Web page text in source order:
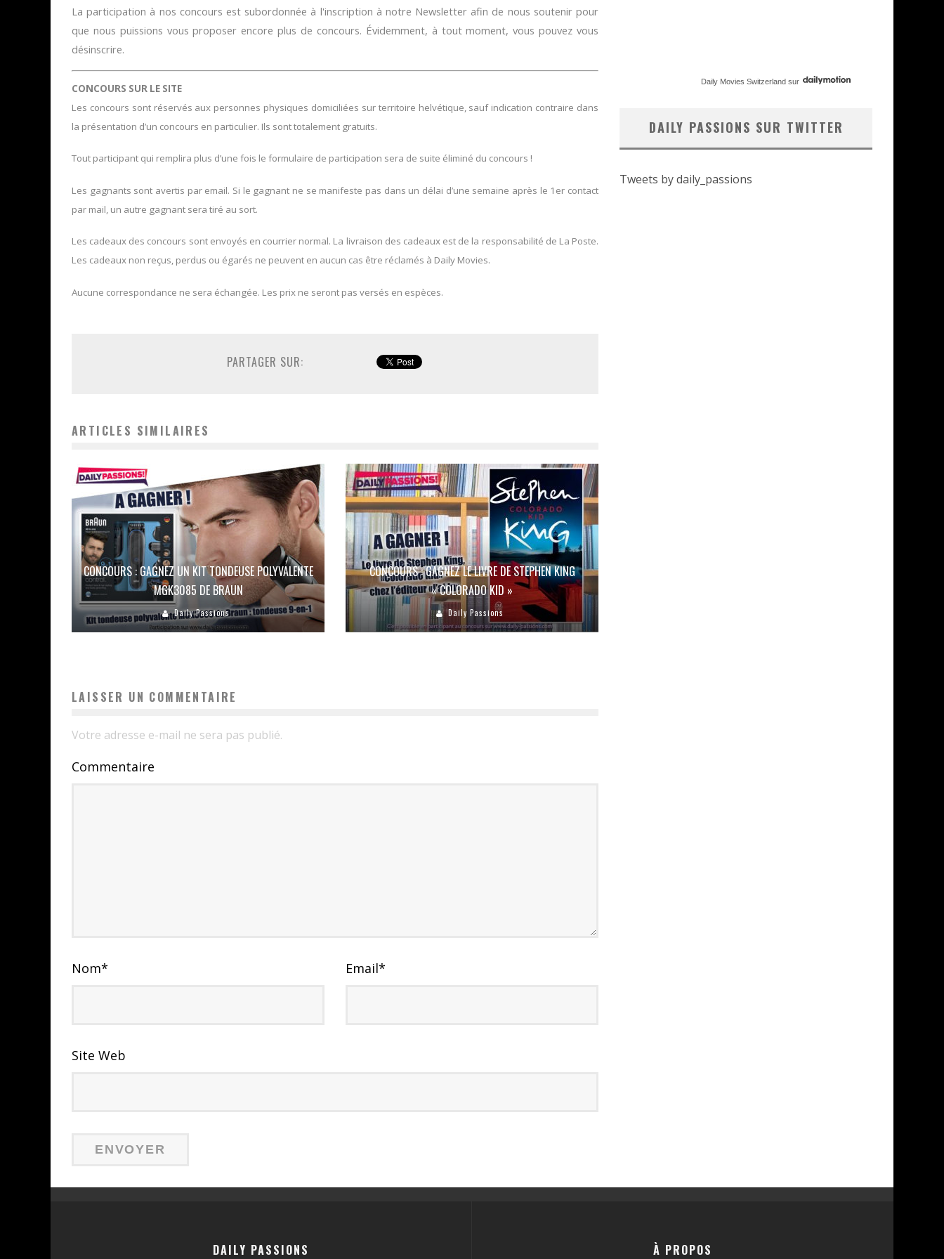
La participation à nos concours est subordonnée à l'inscription à notre Newsletter afin de nous soutenir pour
que nous puissions vous proposer encore plus de concours. Évidemment, à tout moment, vous pouvez vous
désinscrire.
CONCOURS SUR LE SITE
Les concours sont réservés aux personnes physiques domiciliées sur territoire helvétique, sauf indication contraire dans
la présentation d’un concours en particulier. Ils sont totalement gratuits.
Tout participant qui remplira plus d’une fois le formulaire de participation sera de suite éliminé du concours !
Les gagnants sont avertis par email. Si le gagnant ne se manifeste pas dans un délai d’une semaine après le 1er contact
par mail, un autre gagnant sera tiré au sort.
Les cadeaux des concours sont envoyés en courrier normal. La livraison des cadeaux est de la responsabilité de La Poste.
Les cadeaux non reçus, perdus ou égarés ne peuvent en aucun cas être réclamés à Daily Movies.
Aucune correspondance ne sera échangée. Les prix ne seront pas versés en espèces.
PARTAGER SUR:
ARTICLES SIMILAIRES
CONCOURS : GAGNEZ UN KIT TONDEUSE POLYVALENTE
MGK3085 DE BRAUN
Daily Passions
CONCOURS : GAGNEZ LE LIVRE DE STEPHEN KING
« COLORADO KID »
Daily Passions
LAISSER UN COMMENTAIRE
Votre adresse e-mail ne sera pas publié.
Commentaire
Nom* Email*
Site Web
Daily Movies Switzerland sur
DAILY PASSIONS SUR TWITTER
Tweets by daily_passions
DAILY PASSIONS À PROPOS